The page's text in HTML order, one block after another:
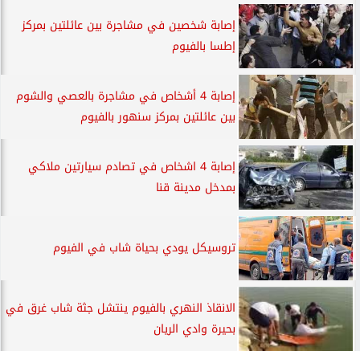
إصابة شخصين في مشاجرة بين عائلتين بمركز
إطسا بالفيوم
إصابة 4 أشخاص في مشاجرة بالعصي والشوم
بين عائلتين بمركز سنهور بالفيوم
إصابة 4 اشخاص في تصادم سيارتين ملاكي
بمدخل مدينة قنا
تروسيكل يودي بحياة شاب في الفيوم
الانقاذ النهري بالفيوم ينتشل جثة شاب غرق في
بحيرة وادي الريان